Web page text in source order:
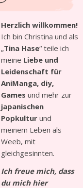
Herzlich willkommen!
Ich bin Christina und als
„Tina Hase“ teile ich
meine Liebe und
Leidenschaft für
AniManga, diy,
Games und mehr zur
japanischen
Popkultur und
meinem Leben als
Weeb, mit
gleichgesinnten.
Ich freue mich, dass
du mich hier